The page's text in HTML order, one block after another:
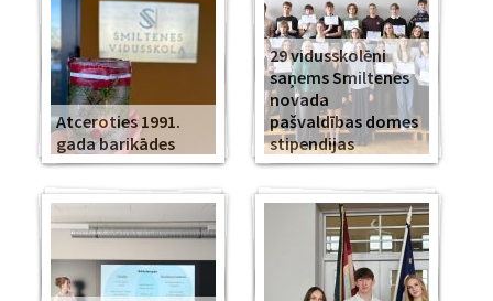
Atceroties 1991.
gada barikādes
29 vidusskolēni
saņems Smiltenes
novada
pašvaldības domes
stipendijas